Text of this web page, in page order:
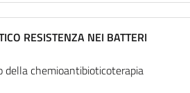
RESISTENZA NEI BATTERI
della chemioantibioticoterapia